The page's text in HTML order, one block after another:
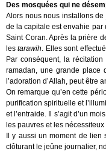
Des mosquées qui ne
Alors nous nous installons
de la capitale est envahie par
Saint Coran. Après la prière
lestarawih. Elles sont
Par conséquent, la
ramadan, une grande place
l’adoration d’Allah, peut
On remarque qu’en cette
purification spirituelle et
et l’entraide. Il s’agit d’un
les pauvres et les
Il y aussi un moment de
clôturant le jeûne journalier,